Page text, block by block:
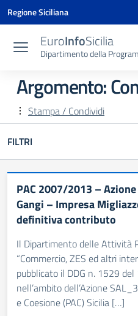
Vai ai contenuti
Vai al menu di navigazione
Vai al footer
Vai al banner delle Cookie Policy
Regione Siciliana
EuroInfoSicilia
Dipartimento della
Argomento:
Stampa / Condividi
FILTRI
PAC 2007/2013 –
Gangi – Impresa
definitiva contributo
Il Dipartimento delle Attività
“Commercio, ZES ed altri
pubblicato il DDG n. 1529
nell’ambito dell’Azione
e Coesione (PAC) Sicilia […]